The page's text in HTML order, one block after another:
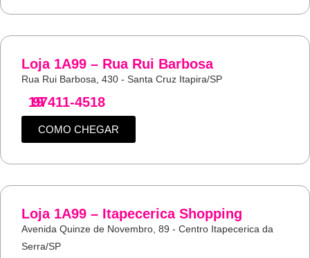
Loja 1A99 – Rua Rui Barbosa
Rua Rui Barbosa, 430 - Santa Cruz Itapira/SP
19
97411-4518
COMO CHEGAR
Loja 1A99 – Itapecerica Shopping
Avenida Quinze de Novembro, 89 - Centro Itapecerica da
Serra/SP